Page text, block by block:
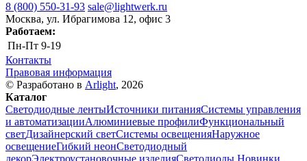
8 (800) 550-31-93 sale@lightwerk.ru
Москва, ул. Ибрагимова 12, офис 3
Работаем:
Пн-Пт 9-19
Контакты
Правовая информация
© Разработано в Arlight, 2026
Каталог
Светодиодные лентыИсточники питанияСистемы управления
и автоматизацииАлюминиевые профилиФункциональный
светДизайнерский светСистемы освещенияНаружное
освещениеГибкий неонСветодиодный